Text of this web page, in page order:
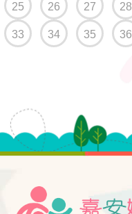
25 26 27 28
33 34 35 36